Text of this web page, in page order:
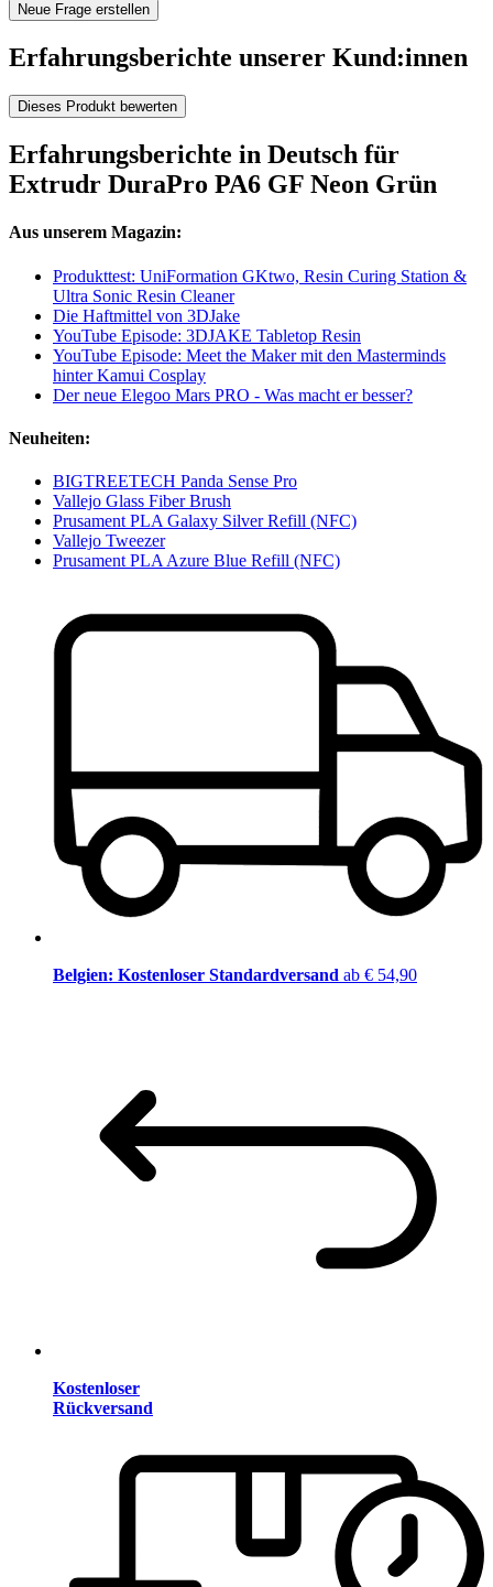
Neue Frage erstellen
Erfahrungsberichte unserer Kund:innen
Dieses Produkt bewerten
Erfahrungsberichte in Deutsch für
Extrudr DuraPro PA6 GF Neon Grün
Aus unserem Magazin:
Produkttest: UniFormation GKtwo, Resin Curing Station &
Ultra Sonic Resin Cleaner
Die Haftmittel von 3DJake
YouTube Episode: 3DJAKE Tabletop Resin
YouTube Episode: Meet the Maker mit den Masterminds
hinter Kamui Cosplay
Der neue Elegoo Mars PRO - Was macht er besser?
Neuheiten:
BIGTREETECH Panda Sense Pro
Vallejo Glass Fiber Brush
Prusament PLA Galaxy Silver Refill (NFC)
Vallejo Tweezer
Prusament PLA Azure Blue Refill (NFC)
Belgien: Kostenloser Standardversand ab € 54,90
Kostenloser
Rückversand